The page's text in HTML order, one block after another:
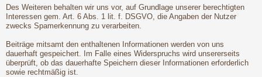
Des Weiteren behalten wir uns vor, auf Grundlage unserer berechtigten
Interessen gem. Art. 6 Abs. 1 lit. f. DSGVO, die Angaben der Nutzer
zwecks Spamerkennung zu verarbeiten.
Beiträge mitsamt den enthaltenen Informationen werden von uns
dauerhaft gespeichert. Im Falle eines Widerspruchs wird unsererseits
überprüft, ob das dauerhafte Speichern dieser Informationen erforderlich
sowie rechtmäßig ist.